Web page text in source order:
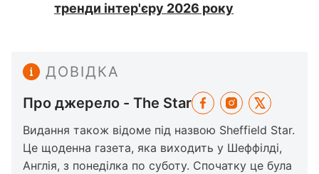
тренди інтер'єру 2026 року
ДОВІДКА
Про джерело - The Star
Видання також відоме під назвою Sheffield Star.
Це щоденна газета, яка виходить у Шеффілді,
Англія, з понеділка по суботу. Спочатку це була